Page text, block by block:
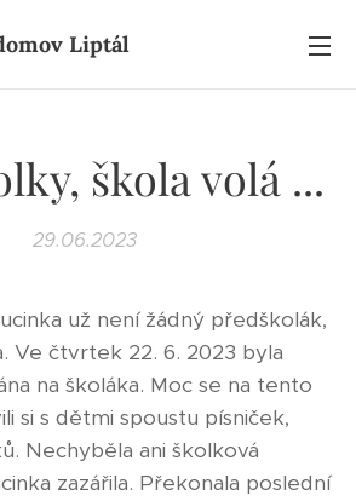
Liptál
škola volá ...
29.06.2023
už není žádný předškolák,
Ve čtvrtek 22. 6. 2023 byla
na školáka. Moc se na tento
si s dětmi spoustu písniček,
Nechyběla ani školková
zazářila. Překonala poslední